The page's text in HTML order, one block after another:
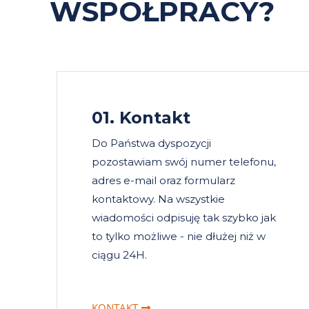
WSPÓŁPRACY?
01. Kontakt
Do Państwa dyspozycji
pozostawiam swój numer telefonu,
adres e-mail oraz formularz
kontaktowy. Na wszystkie
wiadomości odpisuję tak szybko jak
to tylko możliwe - nie dłużej niż w
ciągu 24H.